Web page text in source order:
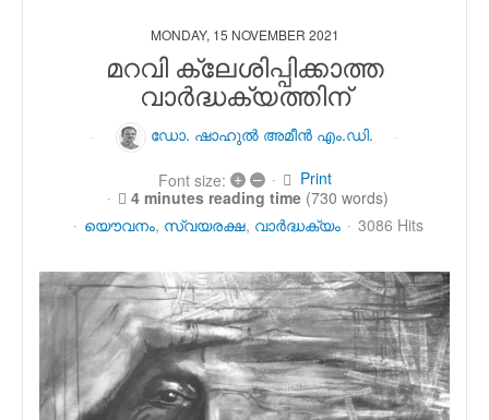
MONDAY, 15 NOVEMBER 2021
മറവി ക്ലേശിപ്പിക്കാത്ത
വാര്‍ദ്ധക്യത്തിന്
ഡോ. ഷാഹുല്‍ അമീന്‍ എം.ഡി.
Font size: + –
Print
4 minutes reading time (730 words)
യൌവനം സ്വയരക്ഷ വാര്‍ദ്ധക്യം 3086 Hits